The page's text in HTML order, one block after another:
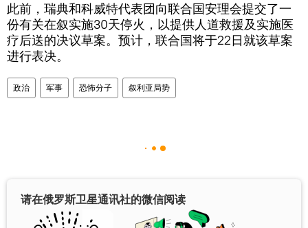
此前，瑞典和科威特代表团向联合国安理会提交了一
份有关在叙实施30天停火，以提供人道救援及实施医
疗后送的决议草案。预计，联合国将于22日就该草案
进行表决。
政治 军事 恐怖分子 叙利亚局势
请在俄罗斯卫星通讯社的微信阅读